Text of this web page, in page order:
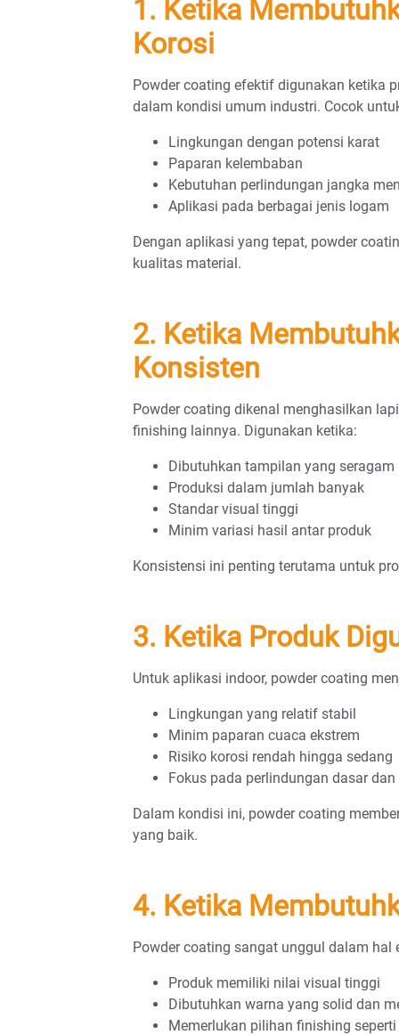
1. Ketika
Korosi
Powder coating efektif digunakan ketika
dalam kondisi umum industri. Cocok
Lingkungan dengan potensi karat
Paparan kelembaban
Kebutuhan perlindungan jangka
Aplikasi pada berbagai jenis logam
Dengan aplikasi yang tepat, powder
kualitas material.
2. Ketika
Konsisten
Powder coating dikenal menghasilkan
finishing lainnya. Digunakan ketika:
Dibutuhkan tampilan yang seragam
Produksi dalam jumlah banyak
Standar visual tinggi
Minim variasi hasil antar produk
Konsistensi ini penting terutama untuk
3. Ketika Produk
Untuk aplikasi indoor, powder coating
Lingkungan yang relatif stabil
Minim paparan cuaca ekstrem
Risiko korosi rendah hingga sedang
Fokus pada perlindungan dasar
Dalam kondisi ini, powder coating
yang baik.
4. Ketika
Powder coating sangat unggul dalam hal
Produk memiliki nilai visual tinggi
Dibutuhkan warna yang solid dan
Memerlukan pilihan finishing